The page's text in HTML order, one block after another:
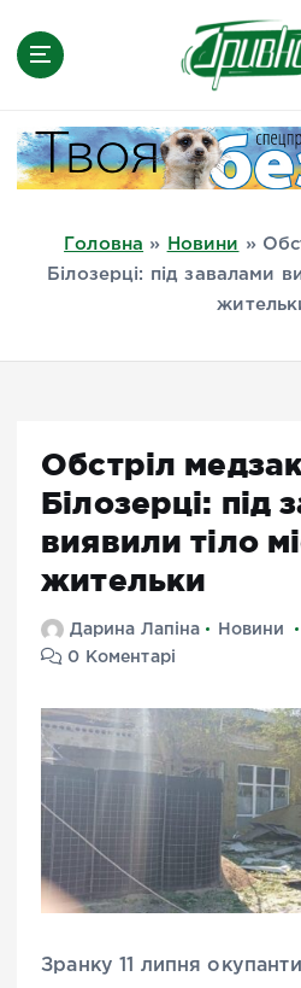
Миколаїв,
Головна » Новини »
Білозерці: під завалами
Обстріл
Білозерці: під
виявили тіло
жительки
Дарина Лапіна Новини
0 Коментарі
Зранку 11 липня